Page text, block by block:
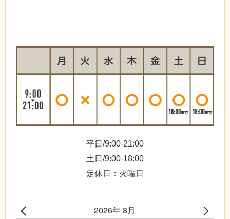
平日/9:00-21:00
土日/9:00-18:00
定休日：火曜日
2026年 8月